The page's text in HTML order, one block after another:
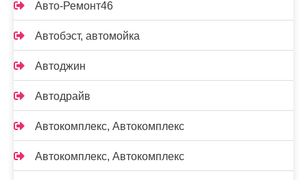
Авто-Ремонт46
Автобэст, автомойка
Автоджин
Автодрайв
Автокомплекс, Автокомплекс
Автокомплекс, Автокомплекс